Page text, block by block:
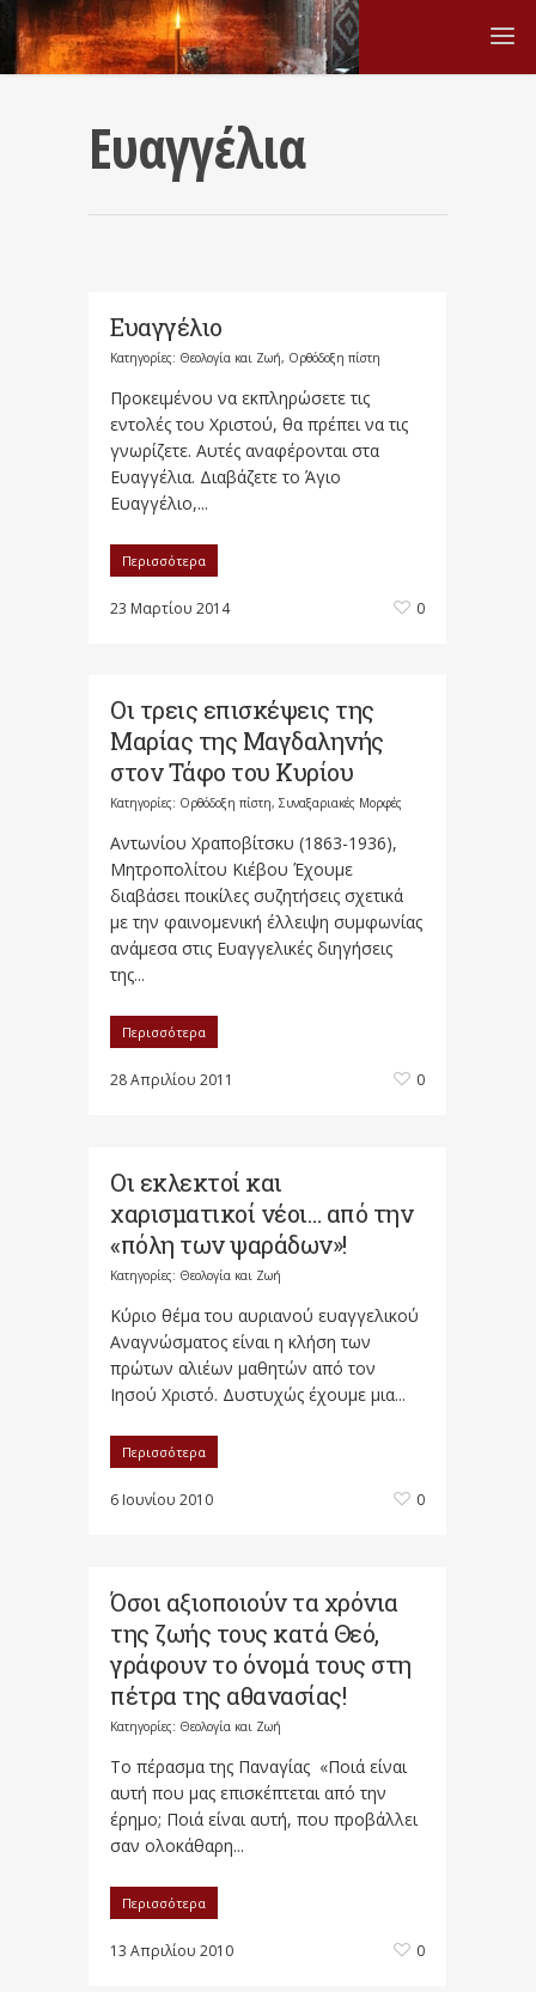
Ευαγγέλια
Ευαγγέλιο
Κατηγορίες: Θεολογία και Ζωή, Ορθόδοξη πίστη
Προκειμένου να εκπληρώσετε τις
εντολές του Χριστού, θα πρέπει να τις
γνωρίζετε. Αυτές αναφέρονται στα
Ευαγγέλια. Διαβάζετε το Άγιο
Ευαγγέλιο,...
Περισσότερα
23 Μαρτίου 2014 0
Οι τρεις επισκέψεις της
Μαρίας της Μαγδαληνής
στον Τάφο του Κυρίου
Κατηγορίες: Ορθόδοξη πίστη, Συναξαριακές Μορφές
Αντωνίου Χραποβίτσκυ (1863-1936),
Μητροπολίτου Κιέβου Έχουμε
διαβάσει ποικίλες συζητήσεις σχετικά
με την φαινομενική έλλειψη συμφωνίας
ανάμεσα στις Ευαγγελικές διηγήσεις
της...
Περισσότερα
28 Απριλίου 2011 0
Οι εκλεκτοί και
χαρισματικοί νέοι… από την
«πόλη των ψαράδων»!
Κατηγορίες: Θεολογία και Ζωή
Κύριο θέμα του αυριανού ευαγγελικού
Αναγνώσματος είναι η κλήση των
πρώτων αλιέων μαθητών από τον
Ιησού Χριστό. Δυστυχώς έχουμε μια...
Περισσότερα
6 Ιουνίου 2010 0
Όσοι αξιοποιούν τα χρόνια
της ζωής τους κατά Θεό,
γράφουν το όνομά τους στη
πέτρα της αθανασίας!
Κατηγορίες: Θεολογία και Ζωή
Το πέρασμα της Παναγίας «Ποιά είναι
αυτή που μας επισκέπτεται από την
έρημο; Ποιά είναι αυτή, που προβάλλει
σαν ολοκάθαρη...
Περισσότερα
13 Απριλίου 2010 0